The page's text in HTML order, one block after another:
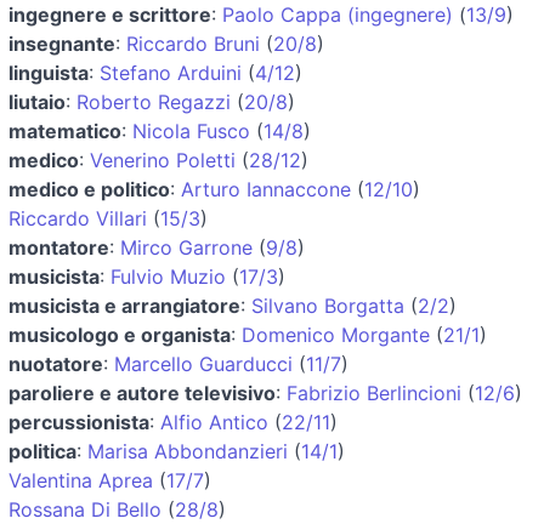
ingegnere e scrittore: Paolo Cappa (ingegnere) (13/9)
insegnante: Riccardo Bruni (20/8)
linguista: Stefano Arduini (4/12)
liutaio: Roberto Regazzi (20/8)
matematico: Nicola Fusco (14/8)
medico: Venerino Poletti (28/12)
medico e politico: Arturo Iannaccone (12/10)
Riccardo Villari (15/3)
montatore: Mirco Garrone (9/8)
musicista: Fulvio Muzio (17/3)
musicista e arrangiatore: Silvano Borgatta (2/2)
musicologo e organista: Domenico Morgante (21/1)
nuotatore: Marcello Guarducci (11/7)
paroliere e autore televisivo: Fabrizio Berlincioni (12/6)
percussionista: Alfio Antico (22/11)
politica: Marisa Abbondanzieri (14/1)
Valentina Aprea (17/7)
Rossana Di Bello (28/8)